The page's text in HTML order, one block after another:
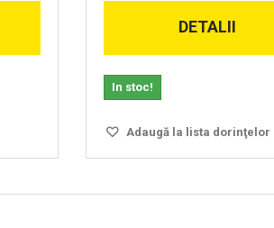
DETALII
In stoc!
Adaugă la lista dorinţelor